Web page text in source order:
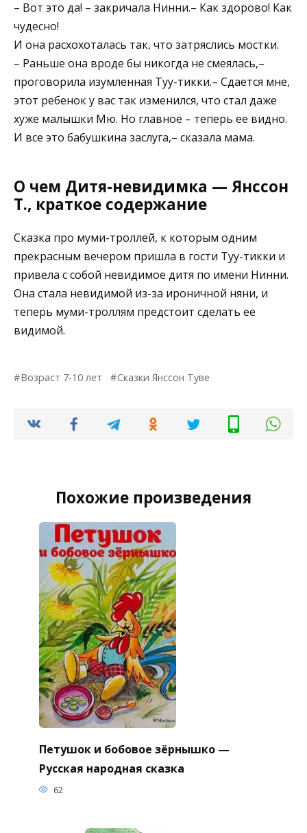
– Вот это да! – закричала Нинни.– Как здорово! Как
чудесно!
И она расхохоталась так, что затряслись мостки.
– Раньше она вроде бы никогда не смеялась,–
проговорила изумленная Туу-тикки.– Сдается мне,
этот ребенок у вас так изменился, что стал даже
хуже малышки Мю. Но главное – теперь ее видно.
И все это бабушкина заслуга,– сказала мама.
О чем Дитя-невидимка — Янссон
Т., краткое содержание
Сказка про муми-троллей, к которым одним
прекрасным вечером пришла в гости Туу-тикки и
привела с собой невидимое дитя по имени Нинни.
Она стала невидимой из-за ироничной няни, и
теперь муми-троллям предстоит сделать ее
видимой.
Возраст 7-10 лет Сказки Янссон Туве
Похожие произведения
Петушок и бобовое зёрнышко —
Русская народная сказка
62